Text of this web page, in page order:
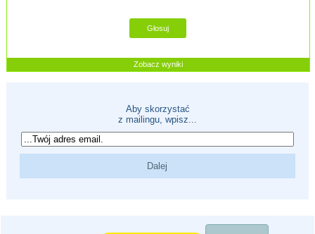
Zobacz wyniki
Aby skorzystać
z mailingu, wpisz...